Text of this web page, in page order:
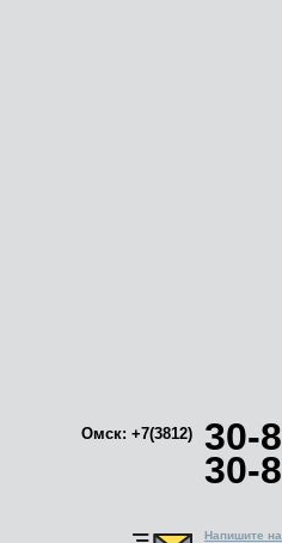
Омск: +7(3812) 30-
30-
Напишите